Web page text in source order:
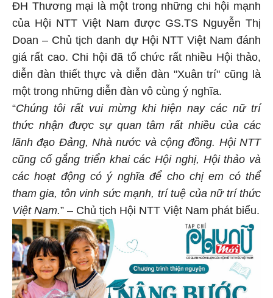
ĐH Thương mại là một trong những chi hội mạnh
của Hội NTT Việt Nam được GS.TS Nguyễn Thị
Doan – Chủ tịch danh dự Hội NTT Việt Nam đánh
giá rất cao. Chi hội đã tổ chức rất nhiều Hội thảo,
diễn đàn thiết thực và diễn đàn "Xuân trí" cũng là
một trong những diễn đàn vô cùng ý nghĩa.
“Chúng tôi rất vui mừng khi hiện nay các nữ trí
thức nhận được sự quan tâm rất nhiều của các
lãnh đạo Đảng, Nhà nước và cộng đồng. Hội NTT
cũng cố gắng triển khai các Hội nghị, Hội thảo và
các hoạt động có ý nghĩa để cho chị em có thể
tham gia, tôn vinh sức mạnh, trí tuệ của nữ trí thức
Việt Nam.” – Chủ tịch Hội NTT Việt Nam phát biểu.